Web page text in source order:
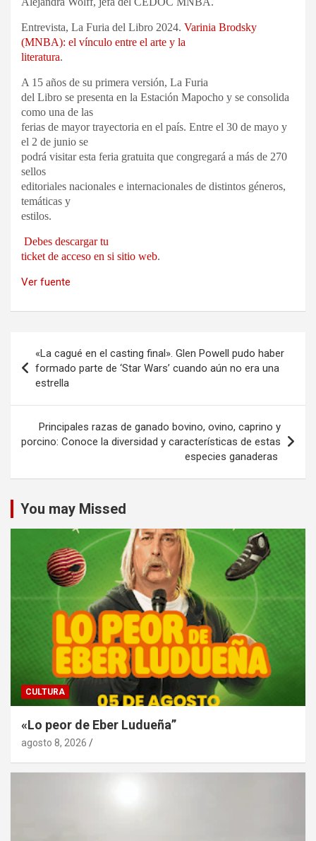
Entrevista, La Furia del Libro 2024. Varinia Brodsky
(MNBA): el vínculo entre el arte y la
literatura.
A 15 años de su primera versión, La Furia
del Libro se presenta en la Estación Mapocho y se consolida
como una de las
ferias de mayor trayectoria en el país. Entre el 30 de mayo y
el 2 de junio se
podrá visitar esta feria gratuita que congregará a más de 270
sellos
editoriales nacionales e internacionales de distintos géneros,
temáticas y
estilos.
Debes descargar tu
ticket de acceso en si sitio web.
Ver fuente
de
entradas
«La cagué en el casting final». Glen Powell pudo haber
formado parte de ‘Star Wars’ cuando aún no era una
estrella
Principales razas de ganado bovino, ovino, caprino y
porcino: Conoce la diversidad y características de estas
especies ganaderas
You may Missed
CULTURA
«Lo peor de Eber Ludueña”
agosto 8, 2026